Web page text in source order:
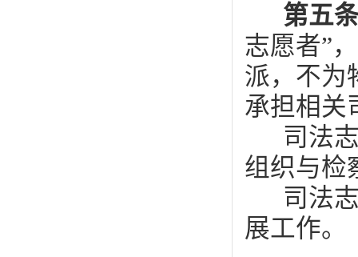
第五
志愿者”
派，不为
承担相关
司法
组织与检
司法
展工作。